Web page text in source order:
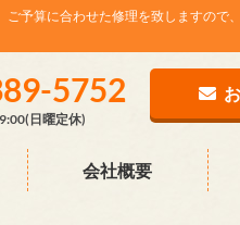
予算に合わせた修理を致しますので
5752
日曜定休)
会社概要